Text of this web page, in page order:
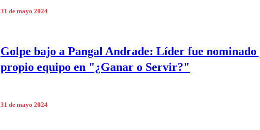
31 de mayo 2024
Golpe bajo a Pangal Andrade: Líder fue nominado
propio equipo en "¿Ganar o Servir?"
31 de mayo 2024